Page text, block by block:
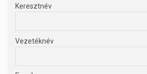
Keresztnév
Vezetéknév